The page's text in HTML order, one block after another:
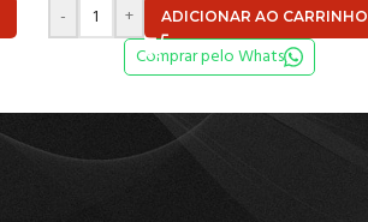
-
+ ADICIONAR AO CARRINHO
Comprar pelo Whats